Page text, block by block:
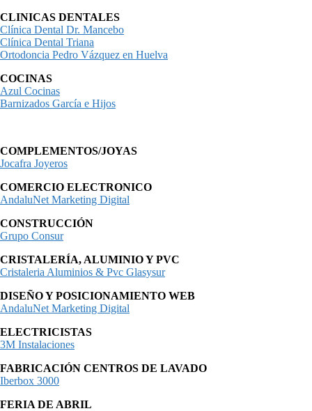
CLINICAS DENTALES
Clínica Dental Dr. Mancebo
Clínica Dental Triana
Ortodoncia Pedro Vázquez en Huelva
COCINAS
Azul Cocinas
Barnizados García e Hijos
COMPLEMENTOS/JOYAS
Jocafra Joyeros
COMERCIO ELECTRONICO
AndaluNet Marketing Digital
CONSTRUCCIÓN
Grupo Consur
CRISTALERÍA, ALUMINIO Y PVC
Cristaleria Aluminios & Pvc Glasysur
DISEÑO Y POSICIONAMIENTO WEB
AndaluNet Marketing Digital
ELECTRICISTAS
3M Instalaciones
FABRICACIÓN CENTROS DE LAVADO
Iberbox 3000
FERIA DE ABRIL